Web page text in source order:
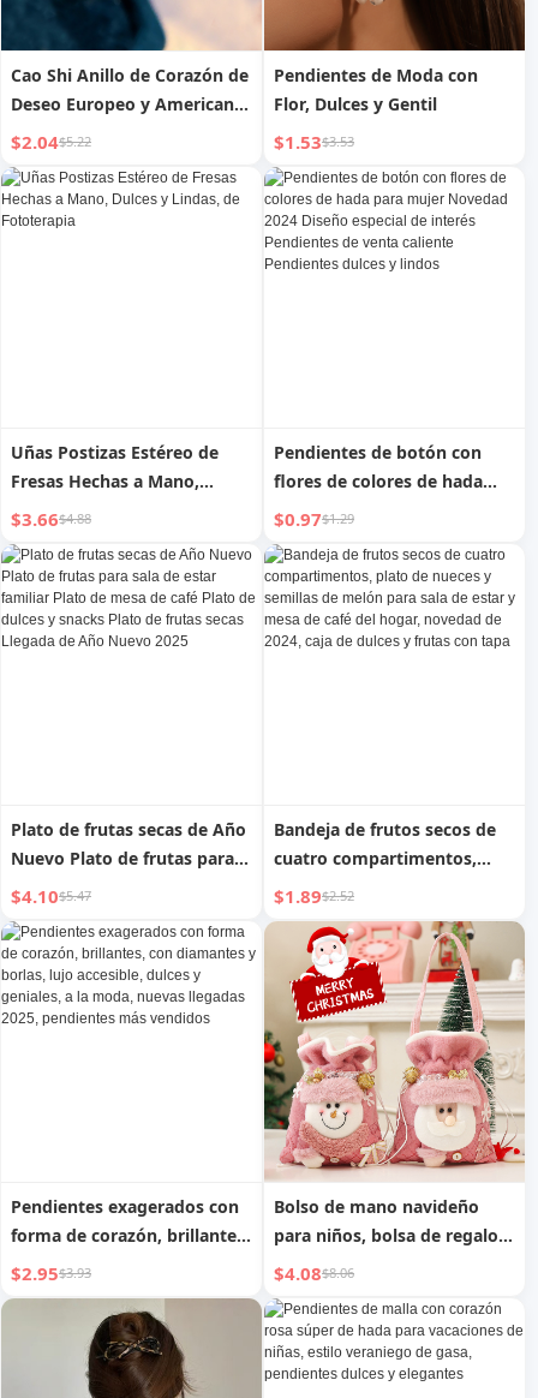
Cao Shi Anillo de Corazón de
Deseo Europeo y Americano
para Mujer, Accesorios
Dulces y Exquisitos para
Niña, Anillo Sencillo y de
Moda
$2.04$5.22
Pendientes de Moda con
Flor, Dulces y Gentil
$1.53$3.53
Uñas Postizas Estéreo de
Fresas Hechas a Mano,
Dulces y Lindas, de
Fototerapia
$3.66$4.88
Pendientes de botón con
flores de colores de hada
para mujer Novedad 2024
Diseño especial de interés
Pendientes de venta caliente
Pendientes dulces y lindos
$0.97$1.29
Plato de frutas secas de Año
Nuevo Plato de frutas para
sala de estar familiar Plato
de mesa de café Plato de
dulces y snacks Plato de
frutas secas Llegada de Año
Nuevo 2025
$4.10$5.47
Bandeja de frutos secos de
cuatro compartimentos,
plato de nueces y semillas
de melón para sala de estar
y mesa de café del hogar,
novedad de 2024, caja de
dulces y frutas con tapa
$1.89$2.52
Pendientes exagerados con
forma de corazón, brillantes,
con diamantes y borlas, lujo
accesible, dulces y geniales,
a la moda, nuevas llegadas
2025, pendientes más
vendidos
$2.95$3.93
Bolso de mano navideño
para niños, bolsa de regalo
rosa de muñeco de nieve de
dibujos animados, adornos
colgantes para decoración
de escenas, bolsa de dulces y
bocadillos de alce
$4.08$8.06